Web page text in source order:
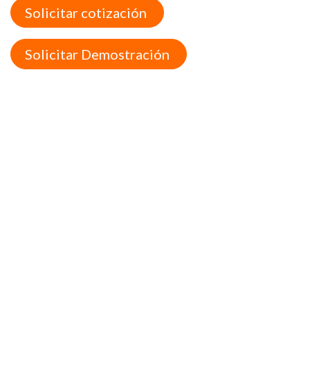
Solicitar cotización
Solicitar Demostración